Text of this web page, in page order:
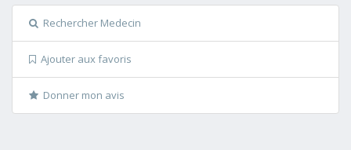
Rechercher Medecin
Ajouter aux favoris
Donner mon avis